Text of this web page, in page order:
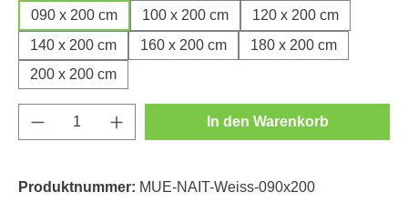
090 x 200 cm 100 x 200 cm
120 x 200 cm
140 x 200 cm
160 x 200 cm
180 x 200 cm
200 x 200 cm
Produkt Anzahl: Gib den gewünschten
In den Warenkorb
Produktnummer: MUE-NAIT-Weiss-090x200